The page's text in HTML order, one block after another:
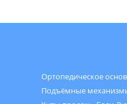
Ортопедическое
Подъёмные